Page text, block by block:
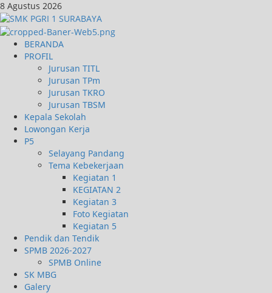
8 Agustus 2026
BERANDA
PROFIL
Jurusan TITL
Jurusan TPm
Jurusan TKRO
Jurusan TBSM
Kepala Sekolah
Lowongan Kerja
P5
Selayang Pandang
Tema Kebekerjaan
Kegiatan 1
KEGIATAN 2
Kegiatan 3
Foto Kegiatan
Kegiatan 5
Pendik dan Tendik
SPMB 2026-2027
SPMB Online
SK MBG
Galery